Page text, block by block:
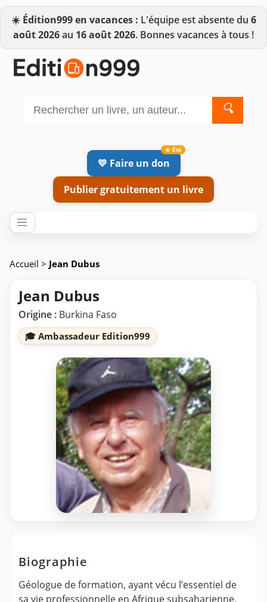
☀️ Édition999 en vacances : L'équipe est absente du 6
août 2026au 16 août 2026. Bonnes vacances à tous !
🔍
💛 Faire un don
Publier gratuitement un livre
Accueil > Jean Dubus
Jean Dubus
Origine : Burkina Faso
🎓 Ambassadeur Edition999
Biographie
Géologue de formation, ayant vécu l’essentiel de
sa vie professionnelle en Afrique subsaharienne,